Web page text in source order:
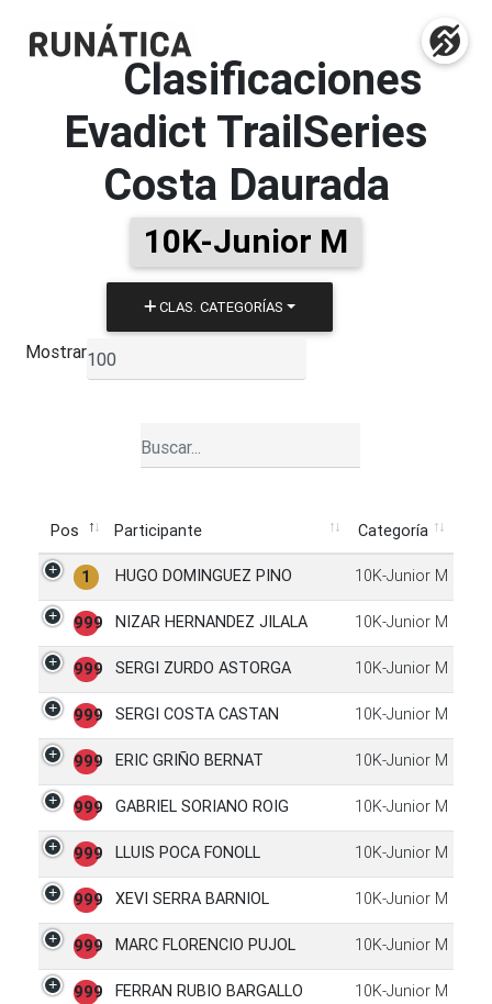
Clasificaciones
Evadict TrailSeries
Costa Daurada
10K-Junior M
CLAS. CATEGORÍAS
Mostrar
Pos Participante
Categoría
Pos
Participante Categoría
1 HUGO DOMINGUEZ PINO 10K-Junior M
999 NIZAR HERNANDEZ JILALA 10K-Junior M
999 SERGI ZURDO ASTORGA 10K-Junior M
999 SERGI COSTA CASTAN 10K-Junior M
999 ERIC GRIÑO BERNAT 10K-Junior M
999 GABRIEL SORIANO ROIG 10K-Junior M
999 LLUIS POCA FONOLL 10K-Junior M
999 XEVI SERRA BARNIOL 10K-Junior M
999 MARC FLORENCIO PUJOL 10K-Junior M
999 FERRAN RUBIO BARGALLO 10K-Junior M